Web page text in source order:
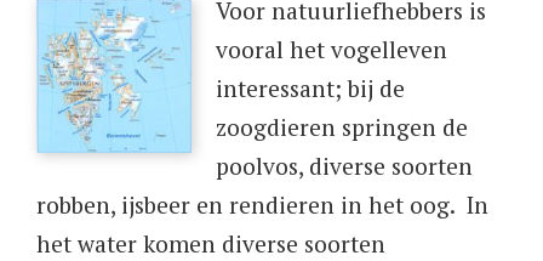
​Voor natuurliefhebbers is
vooral het vogelleven
interessant; bij de
zoogdieren springen de
poolvos, diverse soorten
robben, ijsbeer en rendieren in het oog. In
het water komen diverse soorten